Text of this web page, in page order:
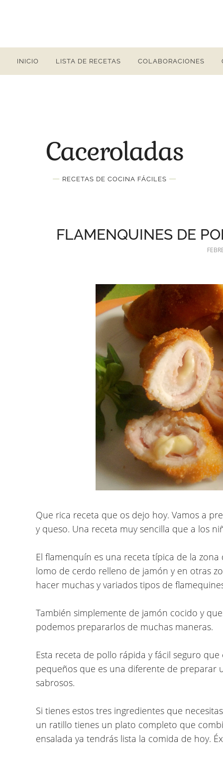
INICIO LISTA DE RECETAS COLABORACIONES
Caceroladas
— RECETAS DE COCINA FÁCILES —
FLAMENQUINES DE
Que rica receta que os dejo hoy. Vamos a
y queso. Una receta muy sencilla que a los
El flamenquín es una receta típica de la
lomo de cerdo relleno de jamón y en otras
hacer muchas y variados tipos de
También simplemente de jamón cocido y
podemos prepararlos de muchas maneras.
Esta receta de pollo rápida y fácil seguro
pequeños que es una diferente de preparar
sabrosos.
Si tienes estos tres ingredientes que
un ratillo tienes un plato completo que
ensalada ya tendrás lista la comida de hoy.